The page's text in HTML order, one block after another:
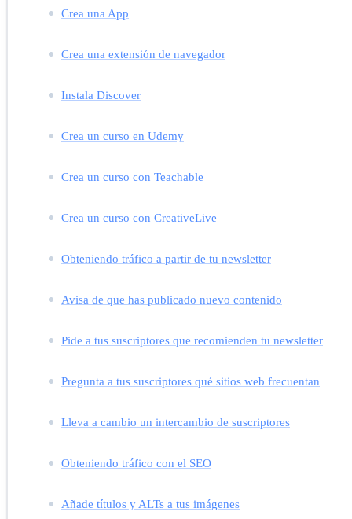
Crea una App
Crea una extensión de navegador
Instala Discover
Crea un curso en Udemy
Crea un curso con Teachable
Crea un curso con CreativeLive
Obteniendo tráfico a partir de tu newsletter
Avisa de que has publicado nuevo contenido
Pide a tus suscriptores que recomienden tu newsletter
Pregunta a tus suscriptores qué sitios web frecuentan
Lleva a cambio un intercambio de suscriptores
Obteniendo tráfico con el SEO
Añade títulos y ALTs a tus imágenes